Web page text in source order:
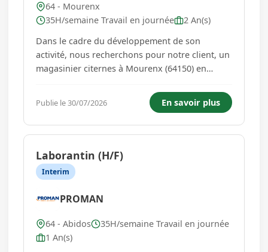
64 - Mourenx
35H/semaine Travail en journée
2 An(s)
Dans le cadre du développement de son
activité, nous recherchons pour notre client, un
magasinier citernes à Mourenx (64150) en
l'autorité du Responsable Logistique, vous avez
pour mission principale de gérer les flux
matières de l'unité dans le respec...
Publie le 30/07/2026 En savoir plus
Laborantin (H/F)
Interim
PROMAN
64 - Abidos
35H/semaine Travail en journée
1 An(s)